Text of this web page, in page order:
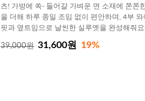
츠! 가방에 쏙- 들어갈 가벼운 면 소재에 쫀쫀
을 더해 하루 종일 조임 없이 편안하며, 4부 와
핏과 옆트임으로 날씬한 실루엣을 완성해줘
39,000원 31,600원 19%